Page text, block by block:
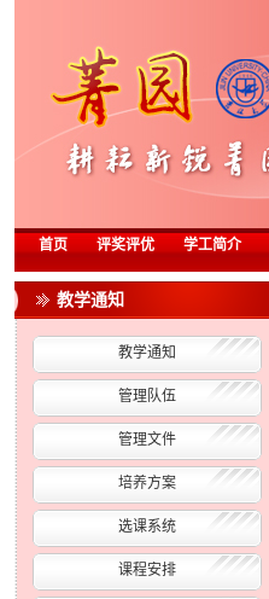
首页 评奖评优 学工简介
教学通知
教学通知
管理队伍
管理文件
培养方案
选课系统
课程安排